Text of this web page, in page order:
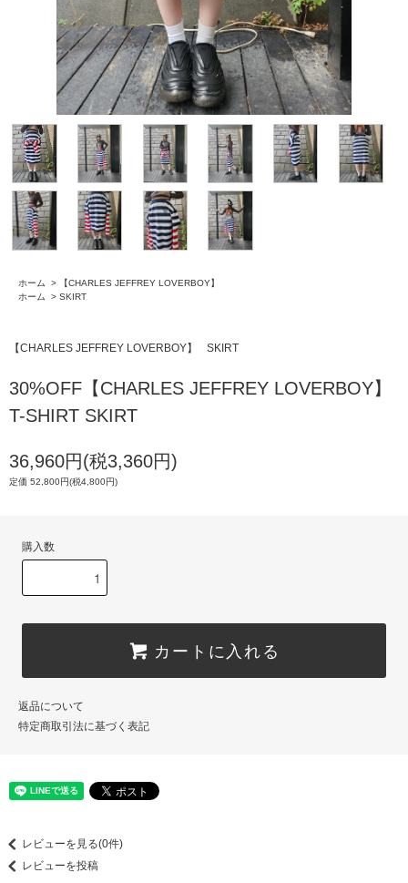
ホーム >
【CHARLES JEFFREY LOVERBOY】
ホーム
> SKIRT
【CHARLES JEFFREY LOVERBOY】 SKIRT
30%OFF【CHARLES JEFFREY LOVERBOY】
T-SHIRT SKIRT
36,960円(税3,360円)
定価 52,800円(税4,800円)
購入数
カートに入れる
返品について
特定商取引法に基づく表記
レビューを見る(0件)
レビューを投稿